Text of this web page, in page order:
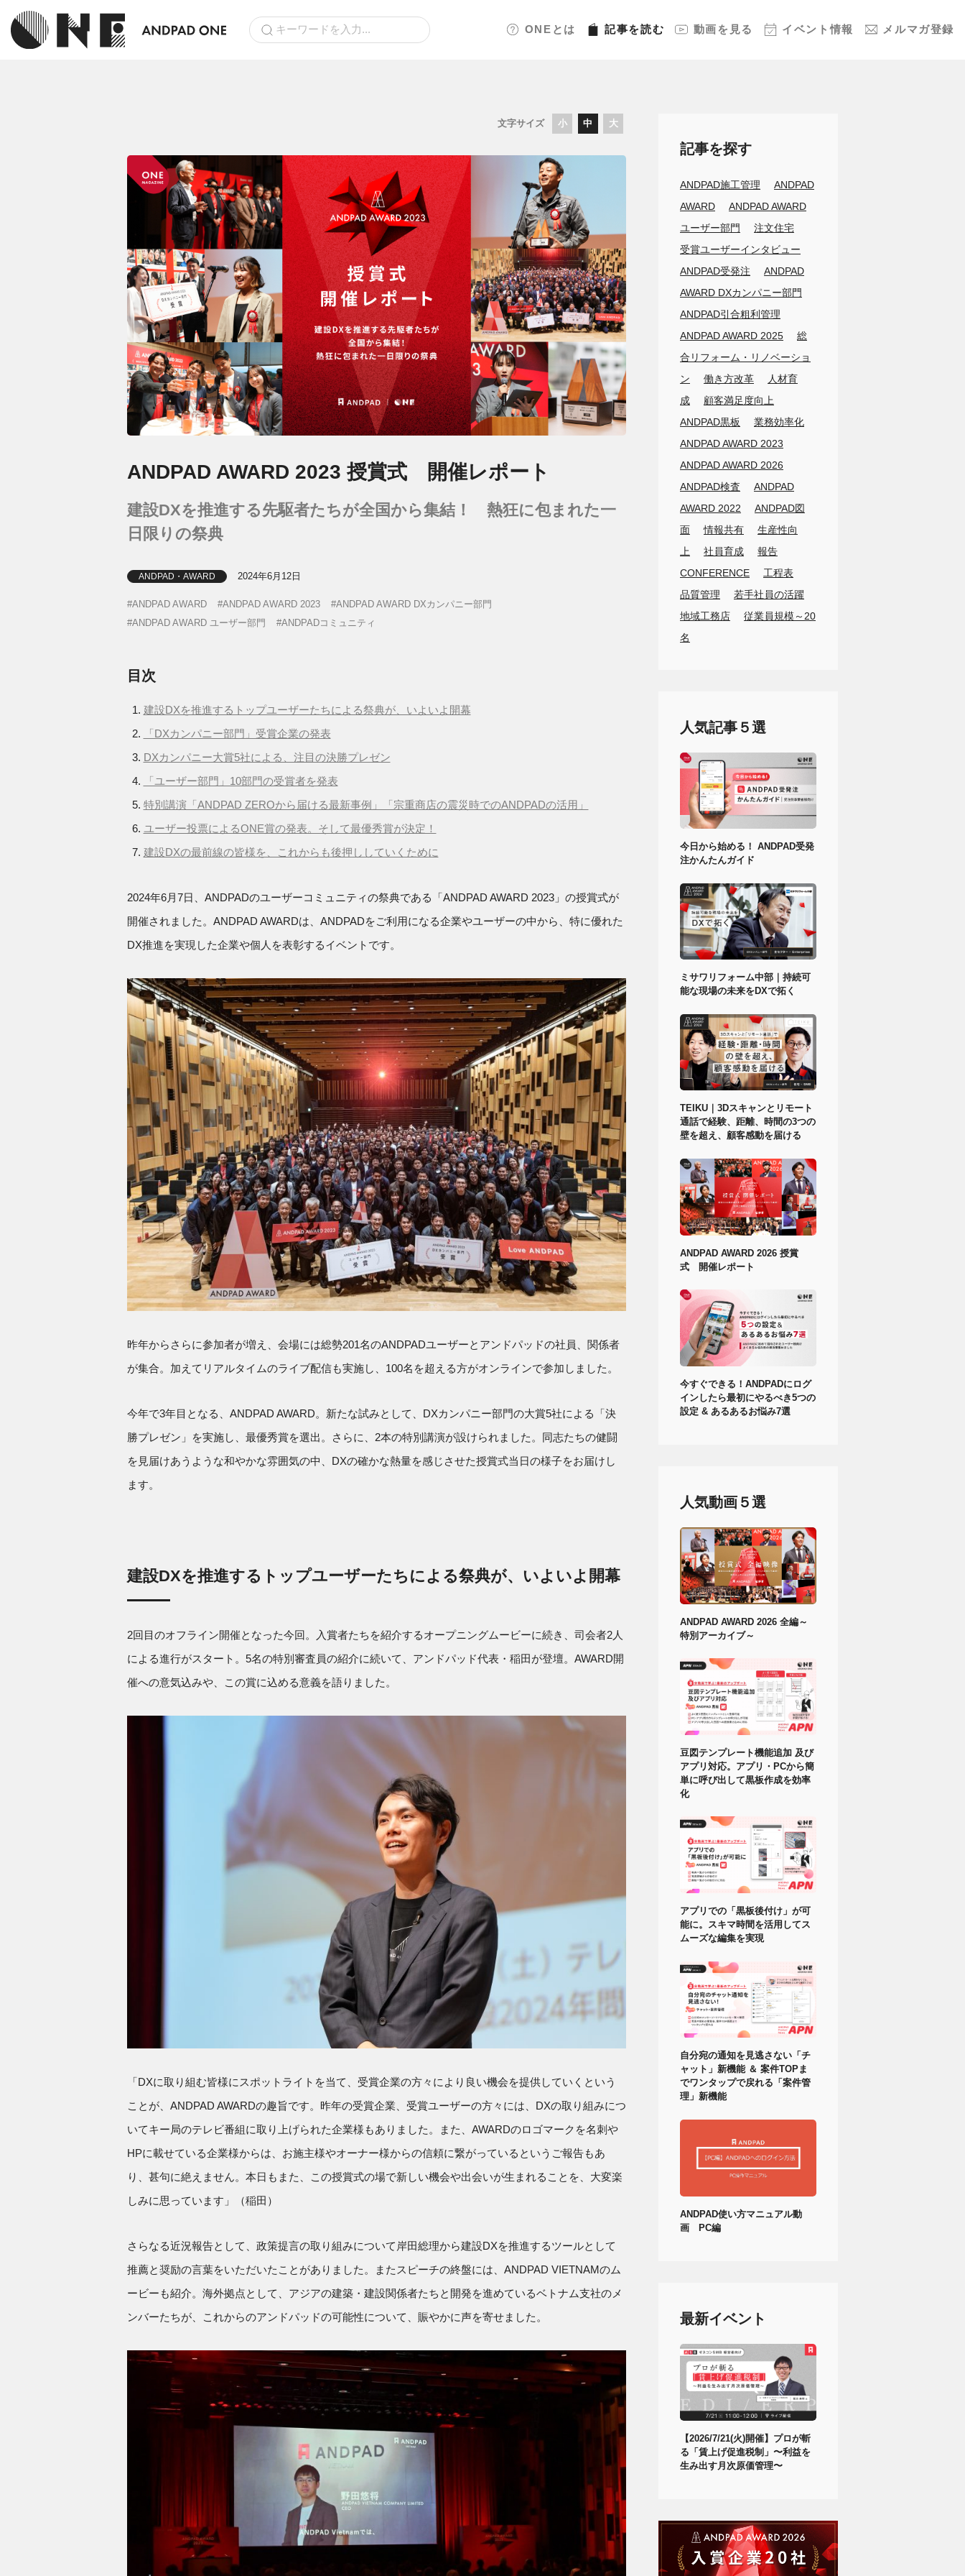
ONEとは 記事を読む 動画を見る イベント情報 メルマガ登録
文字サイズ 小 中 大
ANDPAD AWARD 2023 授賞式 開催レポート
建設DXを推進する先駆者たちが全国から集結！ 熱狂に包まれた一
日限りの祭典
ANDPAD・AWARD 2024年6月12日
ANDPAD AWARD ANDPAD AWARD 2023
ANDPAD AWARD DXカンパニー部門
ANDPAD AWARD ユーザー部門
ANDPADコミュニティ
目次
建設DXを推進するトップユーザーたちによる祭典が、いよいよ開幕
「DXカンパニー部門」受賞企業の発表
DXカンパニー大賞5社による、注目の決勝プレゼン
「ユーザー部門」10部門の受賞者を発表
特別講演「ANDPAD ZEROから届ける最新事例」「宗重商店の震災時でのANDPADの活用」
ユーザー投票によるONE賞の発表。そして最優秀賞が決定！
建設DXの最前線の皆様を、これからも後押ししていくために
2024年6月7日、ANDPADのユーザーコミュニティの祭典である「ANDPAD AWARD 2023」の授賞式が
開催されました。ANDPAD AWARDは、ANDPADをご利用になる企業やユーザーの中から、特に優れた
DX推進を実現した企業や個人を表彰するイベントです。
昨年からさらに参加者が増え、会場には総勢201名のANDPADユーザーとアンドパッドの社員、関係者
が集合。加えてリアルタイムのライブ配信も実施し、100名を超える方がオンラインで参加しました。
今年で3年目となる、ANDPAD AWARD。新たな試みとして、DXカンパニー部門の大賞5社による「決
勝プレゼン」を実施し、最優秀賞を選出。さらに、2本の特別講演が設けられました。同志たちの健闘
を見届けあうような和やかな雰囲気の中、DXの確かな熱量を感じさせた授賞式当日の様子をお届けし
ます。
建設DXを推進するトップユーザーたちによる祭典が、いよいよ開幕
2回目のオフライン開催となった今回。入賞者たちを紹介するオープニングムービーに続き、司会者2人
による進行がスタート。5名の特別審査員の紹介に続いて、アンドパッド代表・稲田が登壇。AWARD開
催への意気込みや、この賞に込める意義を語りました。
「DXに取り組む皆様にスポットライトを当て、受賞企業の方々により良い機会を提供していくという
ことが、ANDPAD AWARDの趣旨です。昨年の受賞企業、受賞ユーザーの方々には、DXの取り組みにつ
いてキー局のテレビ番組に取り上げられた企業様もありました。また、AWARDのロゴマークを名刺や
HPに載せている企業様からは、お施主様やオーナー様からの信頼に繋がっているというご報告もあ
り、甚句に絶えません。本日もまた、この授賞式の場で新しい機会や出会いが生まれることを、大変楽
しみに思っています」（稲田）
さらなる近況報告として、政策提言の取り組みについて岸田総理から建設DXを推進するツールとして
推薦と奨励の言葉をいただいたことがありました。またスピーチの終盤には、ANDPAD VIETNAMのム
ービーも紹介。海外拠点として、アジアの建築・建設関係者たちと開発を進めているベトナム支社のメ
ンバーたちが、これからのアンドパッドの可能性について、賑やかに声を寄せました。
記事を探す
ANDPAD施工管理
ANDPAD
AWARD
ANDPAD AWARD
ユーザー部門
注文住宅
受賞ユーザーインタビュー
ANDPAD受発注
ANDPAD
AWARD DXカンパニー部門
ANDPAD引合粗利管理
ANDPAD AWARD 2025
総
合リフォーム・リノベーショ
ン
働き方改革
人材育
成
顧客満足度向上
ANDPAD黒板
業務効率化
ANDPAD AWARD 2023
ANDPAD AWARD 2026
ANDPAD検査
ANDPAD
AWARD 2022
ANDPAD図
面
情報共有
生産性向
上
社員育成
報告
CONFERENCE
工程表
品質管理
若手社員の活躍
地域工務店
従業員規模～20
名
人気記事５選
今日から始める！ ANDPAD受発
注かんたんガイド
ミサワリフォーム中部｜持続可
能な現場の未来をDXで拓く
TEIKU｜3Dスキャンとリモート
通話で経験、距離、時間の3つの
壁を超え、顧客感動を届ける
ANDPAD AWARD 2026 授賞
式 開催レポート
今すぐできる！ANDPADにログ
インしたら最初にやるべき5つの
設定 & あるあるお悩み7選
人気動画５選
ANDPAD AWARD 2026 全編～
特別アーカイブ～
豆図テンプレート機能追加 及び
アプリ対応。アプリ・PCから簡
単に呼び出して黒板作成を効率
化
アプリでの「黒板後付け」が可
能に。スキマ時間を活用してス
ムーズな編集を実現
自分宛の通知を見逃さない「チ
ャット」新機能 ＆ 案件TOPま
でワンタップで戻れる「案件管
理」新機能
ANDPAD使い方マニュアル動
画 PC編
最新イベント
【2026/7/21(火)開催】プロが斬
る「賃上げ促進税制」〜利益を
生み出す月次原価管理〜